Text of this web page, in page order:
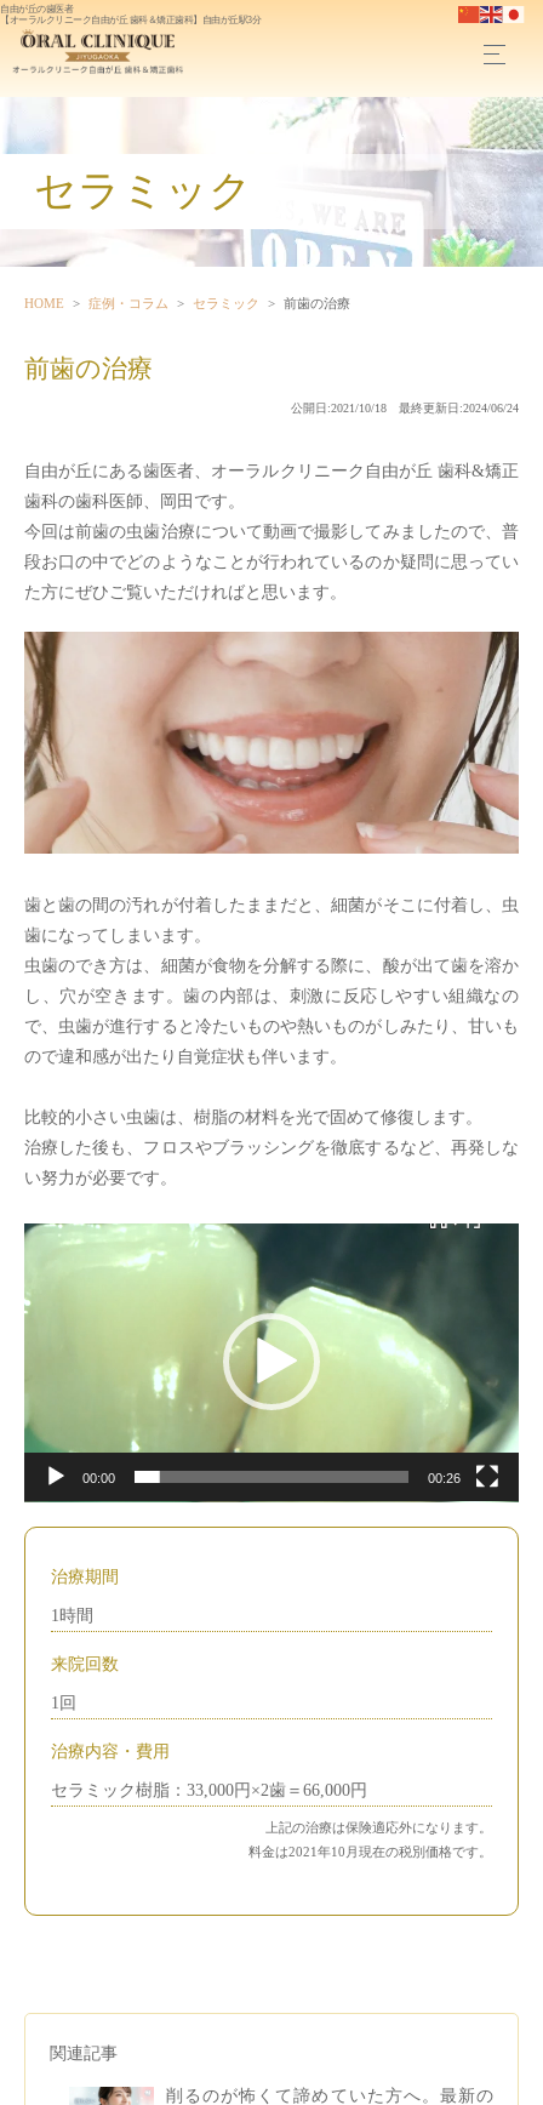
自由が丘の歯医者
【オーラルクリニーク自由が丘 歯科＆矯正歯科】自由が丘駅3分
セラミック
HOME 症例・コラム セラミック 前歯の治療
前歯の治療
公開日:2021/10/18 最終更新日:2024/06/24
自由が丘にある歯医者、オーラルクリニーク自由が丘 歯科&矯正
歯科の歯科医師、岡田です。
今回は前歯の虫歯治療について動画で撮影してみましたので、普
段お口の中でどのようなことが行われているのか疑問に思ってい
た方にぜひご覧いただければと思います。
歯と歯の間の汚れが付着したままだと、細菌がそこに付着し、虫
歯になってしまいます。
虫歯のでき方は、細菌が食物を分解する際に、酸が出て歯を溶か
し、穴が空きます。歯の内部は、刺激に反応しやすい組織なの
で、虫歯が進行すると冷たいものや熱いものがしみたり、甘いも
ので違和感が出たり自覚症状も伴います。
比較的小さい虫歯は、樹脂の材料を光で固めて修復します。
治療した後も、フロスやブラッシングを徹底するなど、再発しな
い努力が必要です。
動
プ
ー
00:00 00:26
治療期間
1時間
来院回数
1回
治療内容・費用
セラミック樹脂：33,000円×2歯＝66,000円
上記の治療は保険適応外になります。
料金は2021年10月現在の税別価格です。
関連記事
削るのが怖くて諦めていた方へ。最新の